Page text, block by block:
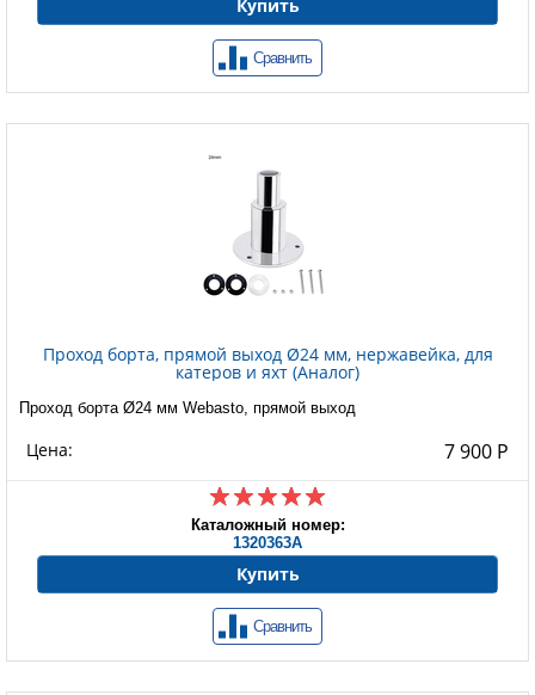
Купить
Сравнить
Проход борта, прямой выход Ø24 мм, нержавейка, для
катеров и яхт (Аналог)
Проход борта Ø24 мм Webasto, прямой выход
Цена: 7 900 Р
Каталожный номер:
1320363A
Купить
Сравнить